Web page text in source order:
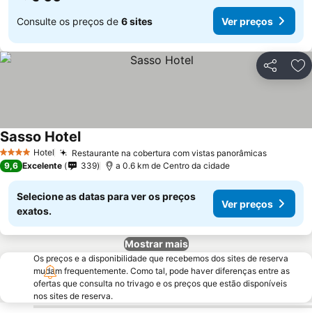
Consulte os preços de 6 sites Ver preços
Partilhar
4 EstrelasHotel Restaurante na cobertura com vistas panorâmicasVer
Sasso HotelVer preços
9,6 Excelente 339 a 0.6 km de Centro da cidade
Selecione as datas para ver os preços
exatos.
Ver preços
Mostrar mais
Os preços e a disponibilidade que recebemos dos sites de reserva
mudam frequentemente. Como tal, pode haver diferenças entre as
ofertas que consulta no trivago e os preços que estão disponíveis
nos sites de reserva.